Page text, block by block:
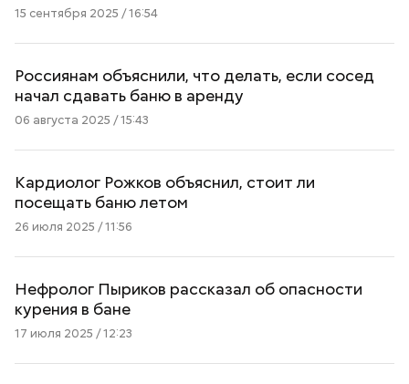
15 сентября 2025 / 16:54
Россиянам объяснили, что делать, если сосед
начал сдавать баню в аренду
06 августа 2025 / 15:43
Кардиолог Рожков объяснил, стоит ли
посещать баню летом
26 июля 2025 / 11:56
Нефролог Пыриков рассказал об опасности
курения в бане
17 июля 2025 / 12:23